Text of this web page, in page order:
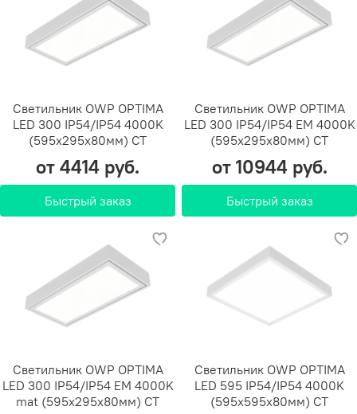
Светильник OWP OPTIMA
LED 300 IP54/IP54 4000K
(595х295х80мм) СТ
от 4414 руб.
Быстрый заказ
Светильник OWP OPTIMA
LED 300 IP54/IP54 EM 4000K
(595х295х80мм) СТ
от 10944 руб.
Быстрый заказ
Светильник OWP OPTIMA
LED 300 IP54/IP54 EM 4000K
mat (595х295х80мм) СТ
Светильник OWP OPTIMA
LED 595 IP54/IP54 4000K
(595х595х80мм) СТ